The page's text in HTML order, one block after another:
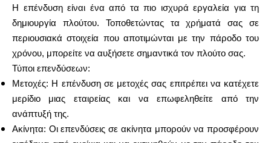
Η επένδυση είναι ένα από τα πιο ισχυρά εργαλεία για τη
δημιουργία πλούτου. Τοποθετώντας τα χρήματά σας σε
περιουσιακά στοιχεία που αποτιμώνται με την πάροδο του
χρόνου, μπορείτε να αυξήσετε σημαντικά τον πλούτο σας.
Τύποι επενδύσεων:
Μετοχές: Η επένδυση σε μετοχές σας επιτρέπει να κατέχετε
μερίδιο μιας εταιρείας και να επωφεληθείτε από την
ανάπτυξή της.
Ακίνητα: Οι επενδύσεις σε ακίνητα μπορούν να προσφέρουν